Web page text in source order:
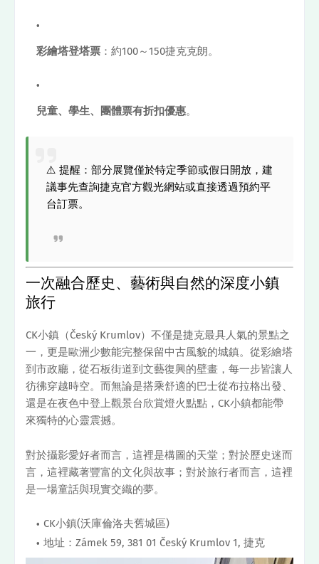
彩繪塔登塔票 ：約100～150捷克克朗。
兒童、學生、團體票有折扣優惠。
⚠️ 提醒：部分展覽僅於特定季節或假日開放，建
議事先查詢捷克官方觀光網站或直接透過預約平
台訂票。
一次融合歷史、藝術與自然的深度小鎮
旅行
CK小鎮（Český Krumlov）不僅是捷克最具人氣的景點之
一，更是歐洲少數能完整保留中古風貌的城鎮。從彩繪塔
到市政廳，從石板街道到文藝復興的壁畫，每一步皆讓人
彷彿穿越時空。而無論是搭乘舒適的巴士從布拉格出發、
還是在夜色中登上觀景台欣賞燈火點點，CK小鎮都能帶
來獨特的心靈震撼。
對於攝影愛好者而言，這裡是構圖的天堂；對於歷史迷而
言，這裡藏著豐富的文化與故事；對於旅行者而言，這裡
是一場童話與現實交織的夢。
CK小鎮(沃庫倫洛夫舊城區)
地址：Zámek 59, 381 01 Český Krumlov 1, 捷克